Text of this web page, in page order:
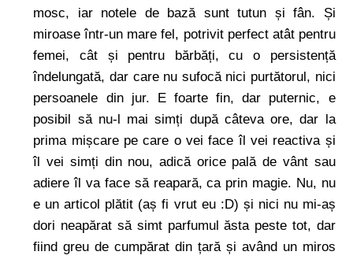
mosc, iar notele de bază sunt tutun și fân. Și
miroase într-un mare fel, potrivit perfect atât pentru
femei, cât și pentru bărbăți, cu o persistență
îndelungată, dar care nu sufocă nici purtătorul, nici
persoanele din jur. E foarte fin, dar puternic, e
posibil să nu-l mai simți după câteva ore, dar la
prima mișcare pe care o vei face îl vei reactiva și
îl vei simți din nou, adică orice pală de vânt sau
adiere îl va face să reapară, ca prin magie. Nu, nu
e un articol plătit (aș fi vrut eu :D) și nici nu mi-aș
dori neapărat să simt parfumul ăsta peste tot, dar
fiind greu de cumpărat din țară și având un miros